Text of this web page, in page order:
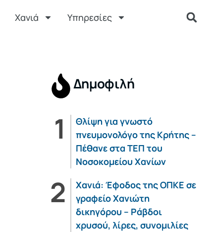
Χανιά Υπηρεσίες
Δημοφιλή
Θλίψη για γνωστό
πνευμονολόγο της Κρήτης –
Πέθανε στα ΤΕΠ του
Νοσοκομείου Χανίων
Χανιά: Έφοδος της ΟΠΚΕ σε
γραφείο Χανιώτη
δικηγόρου – Ράβδοι
χρυσού, λίρες, συνομιλίες